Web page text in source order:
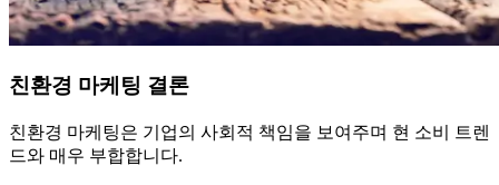
친환경 마케팅 결론
친환경 마케팅은 기업의 사회적 책임을 보여주며 현 소비 트렌
드와 매우 부합합니다.